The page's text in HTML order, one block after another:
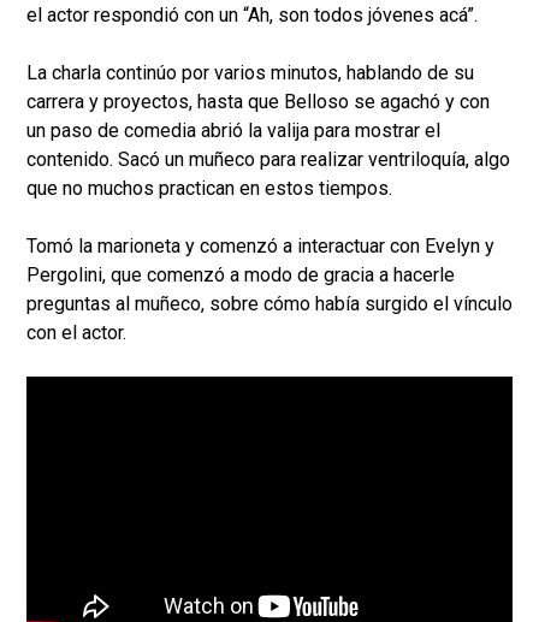
el actor respondió con un “Ah, son todos jóvenes acá”.
La charla continúo por varios minutos, hablando de su
carrera y proyectos, hasta que Belloso se agachó y con
un paso de comedia abrió la valija para mostrar el
contenido. Sacó un muñeco para realizar ventriloquía, algo
que no muchos practican en estos tiempos.
Tomó la marioneta y comenzó a interactuar con Evelyn y
Pergolini, que comenzó a modo de gracia a hacerle
preguntas al muñeco, sobre cómo había surgido el vínculo
con el actor.